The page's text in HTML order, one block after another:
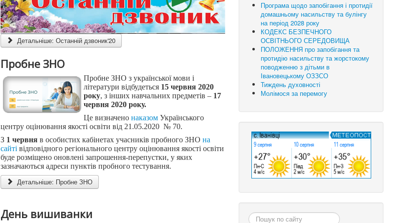
Детальніше: Останній дзвоник'20
Пробне ЗНО
Пробне ЗНО з української мови і
літератури відбудеться 15 червня 2020
року, з інших навчальних предметів – 17
червня 2020 року.
Це визначено наказомУкраїнського
центру оцінювання якості освіти від 21.05.2020 № 70.
З 1 червняв особистих кабінетах учасників пробного ЗНО на
сайті відповідного регіонального центру оцінювання якості освіти
буде розміщено оновлені запрошення-перепустки, у яких
зазначаються адреси пунктів пробного тестування.
Детальніше: Пробне ЗНО
День вишиванки
Програма щодо запобігання і протидії
домашньому насильству та булінгу
на період 2028 року
КОДЕКС БЕЗПЕЧНОГО
ОСВІТНЬОГО СЕРЕДОВИЩА
ПОЛОЖЕННЯ про запобігання та
протидію насильству та жорстокому
поводженню з дітьми в
Івановецькому ОЗЗСО
Тиждень духовності
Молімося за перемогу
Пошук...